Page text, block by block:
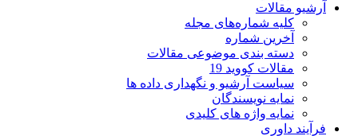
آرشیو مقالات
کلیه شماره‌های مجله
آخرین شماره
دسته بندی موضوعی مقالات
مقالات کووید 19
سیاست آرشیو و نگهداری داده ها
نمایه نویسندگان
نمایه واژه های کلیدی
فرآیند داوری